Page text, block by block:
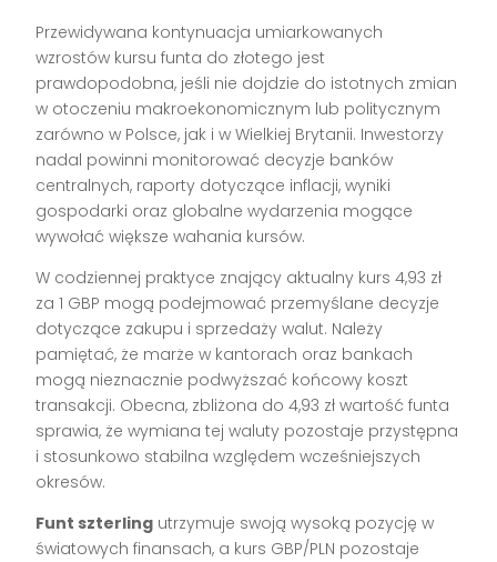
Przewidywana kontynuacja umiarkowanych
wzrostów kursu funta do złotego jest
prawdopodobna, jeśli nie dojdzie do istotnych zmian
w otoczeniu makroekonomicznym lub politycznym
zarówno w Polsce, jak i w Wielkiej Brytanii. Inwestorzy
nadal powinni monitorować decyzje banków
centralnych, raporty dotyczące inflacji, wyniki
gospodarki oraz globalne wydarzenia mogące
wywołać większe wahania kursów.
W codziennej praktyce znający aktualny kurs 4,93 zł
za 1 GBP mogą podejmować przemyślane decyzje
dotyczące zakupu i sprzedaży walut. Należy
pamiętać, że marże w kantorach oraz bankach
mogą nieznacznie podwyższać końcowy koszt
transakcji. Obecna, zbliżona do 4,93 zł wartość funta
sprawia, że wymiana tej waluty pozostaje przystępna
i stosunkowo stabilna względem wcześniejszych
okresów.
Funt szterling utrzymuje swoją wysoką pozycję w
światowych finansach, a kurs GBP/PLN pozostaje